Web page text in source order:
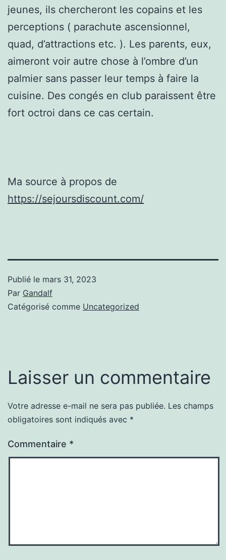
jeunes, ils chercheront les copains et les
perceptions ( parachute ascensionnel,
quad, d’attractions etc. ). Les parents, eux,
aimeront voir autre chose à l’ombre d’un
palmier sans passer leur temps à faire la
cuisine. Des congés en club paraissent être
fort octroi dans ce cas certain.
Ma source à propos de
https://sejoursdiscount.com/
Publié le mars 31, 2023
Par Gandalf
Catégorisé comme Uncategorized
Laisser un commentaire
Votre adresse e-mail ne sera pas publiée. Les champs
obligatoires sont indiqués avec *
Commentaire *